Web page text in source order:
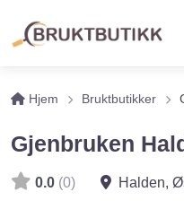
Hjem Bruktbutikker
Gjenbruken
0.0 (0) Halden,